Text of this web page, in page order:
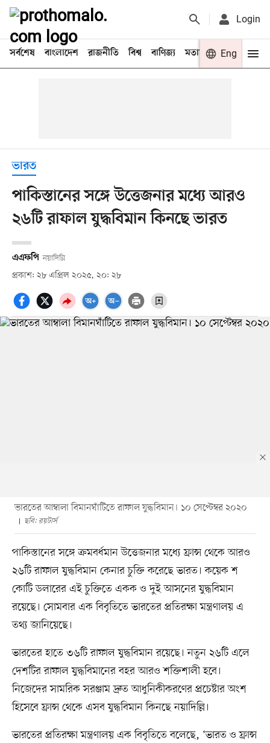
Login
সর্বশেষ বাংলাদেশ রাজনীতি বিশ্ব বাণিজ্য মতামত খেলা
Eng
ভারত
পাকিস্তানের সঙ্গে উত্তেজনার মধ্যে আরও
২৬টি রাফাল যুদ্ধবিমান কিনছে ভারত
এএফপি নয়াদিল্লি
প্রকাশ: ২৮ এপ্রিল ২০২৫, ২০: ২৮
ভারতের আম্বালা বিমানঘাঁটিতে রাফাল যুদ্ধবিমান। ১০ সেপ্টেম্বর ২০২০
ছবি: রয়টার্স
পাকিস্তানের সঙ্গে ক্রমবর্ধমান উত্তেজনার মধ্যে ফ্রান্স থেকে আরও
২৬টি রাফাল যুদ্ধবিমান কেনার চুক্তি করেছে ভারত। কয়েক শ
কোটি ডলারের এই চুক্তিতে একক ও দুই আসনের যুদ্ধবিমান
রয়েছে। সোমবার এক বিবৃতিতে ভারতের প্রতিরক্ষা মন্ত্রণালয় এ
তথ্য জানিয়েছে।
ভারতের হাতে ৩৬টি রাফাল যুদ্ধবিমান রয়েছে। নতুন ২৬টি এলে
দেশটির রাফাল যুদ্ধবিমানের বহর আরও শক্তিশালী হবে।
নিজেদের সামরিক সরঞ্জাম দ্রুত আধুনিকীকরণের প্রচেষ্টার অংশ
হিসেবে ফ্রান্স থেকে এসব যুদ্ধবিমান কিনছে নয়াদিল্লি।
ভারতের প্রতিরক্ষা মন্ত্রণালয় এক বিবৃতিতে বলেছে, ‘ভারত ও ফ্রান্স